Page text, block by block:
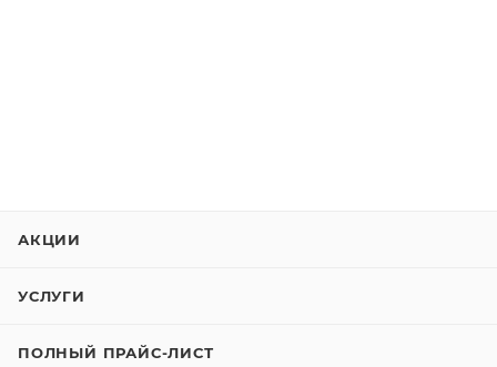
АКЦИИ
УСЛУГИ
ПОЛНЫЙ ПРАЙС-ЛИСТ